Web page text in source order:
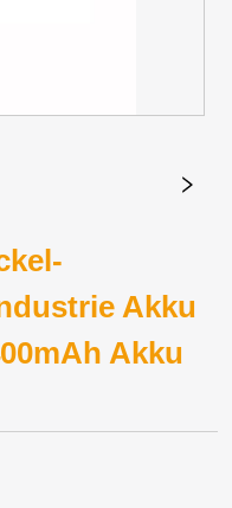
Akku
Akku